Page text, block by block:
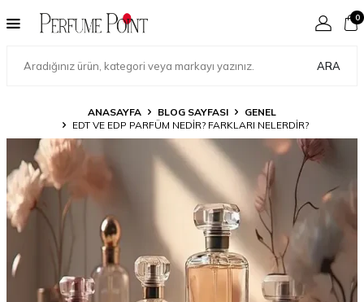
ARA
0
ANASAYFA BLOG SAYFASI
GENEL
EDT VE EDP PARFÜM NEDIR? FARKLARI NELERDIR?